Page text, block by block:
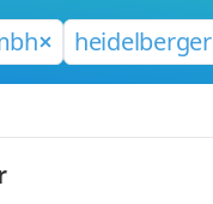
heidelberger